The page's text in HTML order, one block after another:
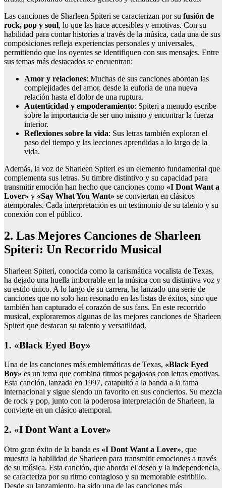
Las canciones de Sharleen Spiteri se caracterizan por su fusión de
rock, pop y soul, lo que las hace accesibles y emotivas. Con su
habilidad para contar historias a través de la música, cada una de sus
composiciones refleja experiencias personales y universales,
permitiendo que los oyentes se identifiquen con sus mensajes. Entre
sus temas más destacados se encuentran:
Amor y relaciones: Muchas de sus canciones abordan las
complejidades del amor, desde la euforia de una nueva
relación hasta el dolor de una ruptura.
Autenticidad y empoderamiento: Spiteri a menudo escribe
sobre la importancia de ser uno mismo y encontrar la fuerza
interior.
Reflexiones sobre la vida: Sus letras también exploran el
paso del tiempo y las lecciones aprendidas a lo largo de la
vida.
Además, la voz de Sharleen Spiteri es un elemento fundamental que
complementa sus letras. Su timbre distintivo y su capacidad para
transmitir emoción han hecho que canciones como «I Dont Want a
Lover» y «Say What You Want» se conviertan en clásicos
atemporales. Cada interpretación es un testimonio de su talento y su
conexión con el público.
2. Las Mejores Canciones de Sharleen
Spiteri: Un Recorrido Musical
Sharleen Spiteri, conocida como la carismática vocalista de Texas,
ha dejado una huella imborrable en la música con su distintiva voz y
su estilo único. A lo largo de su carrera, ha lanzado una serie de
canciones que no solo han resonado en las listas de éxitos, sino que
también han capturado el corazón de sus fans. En este recorrido
musical, exploraremos algunas de las mejores canciones de Sharleen
Spiteri que destacan su talento y versatilidad.
1. «Black Eyed Boy»
Una de las canciones más emblemáticas de Texas, «Black Eyed
Boy» es un tema que combina ritmos pegajosos con letras emotivas.
Esta canción, lanzada en 1997, catapultó a la banda a la fama
internacional y sigue siendo un favorito en sus conciertos. Su mezcla
de rock y pop, junto con la poderosa interpretación de Sharleen, la
convierte en un clásico atemporal.
2. «I Dont Want a Lover»
Otro gran éxito de la banda es «I Dont Want a Lover», que
muestra la habilidad de Sharleen para transmitir emociones a través
de su música. Esta canción, que aborda el deseo y la independencia,
se caracteriza por su ritmo contagioso y su memorable estribillo.
Desde su lanzamiento, ha sido una de las canciones más